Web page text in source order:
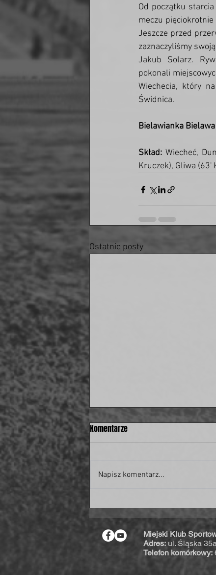
Od początku
meczu pięciokrotnie
Jeszcze przed
zaznaczyliśmy
Jakub Solarz.
pokonali
Wiechecia, który
Świdnica.
Bielawianka
Skład: Wiecheć,
Kruczek), Gliwa (63'
Ostatnie posty
Były piłkarz świdnickiej Polonii
piłkarskiej kadrze Polski!
Komentarze
Napisz komentarz...
Miejski Klub
Adres: ul. Śląska
Telefon komórkowy: